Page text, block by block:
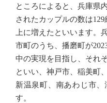
ところによると、兵庫県
されたカップルの数は
上に増えたといいます。
市町のうち、播磨町が
中の実現を目指し、それ
といい、神戸市、稲美町
新温泉町、南あわじ市
す。